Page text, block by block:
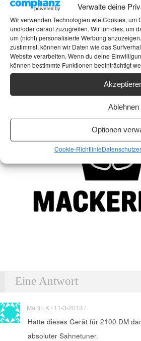
Verwalte deine
Wir verwenden Technologien wie Cookies, um
und/oder darauf zuzugreifen. Wir tun dies, um
um (nicht) personalisierte Werbung
zustimmst, können wir Daten wie das
Website verarbeiten. Wenn du deine
können bestimmte Funktionen beeinträchtigt
Ablehnen
Optionen
Cookie-Richtlinie
Schlagwörter:High End Radio, Revox / Studer ,
Eine Antwort
Martin.K / 11-3-2013 / ·
Hatte dieses Gerät für 2100 DM
absoluter Sahnetuner.